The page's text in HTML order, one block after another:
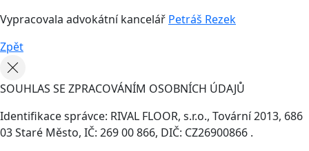
Vypracovala advokátní kancelář Petráš Rezek
Zpět
SOUHLAS SE ZPRACOVÁNÍM OSOBNÍCH ÚDAJŮ
Identifikace správce: RIVAL FLOOR, s.r.o., Tovární 2013, 686
03 Staré Město, IČ: 269 00 866, DIČ: CZ26900866 .